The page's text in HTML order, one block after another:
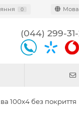
0 Мова
(044) 299-
100х4 без покриття